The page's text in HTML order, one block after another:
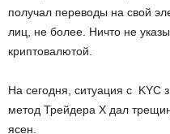
получал переводы на свой
лиц, не более. Ничто не
криптовалютой.
На сегодня, ситуация с KYC
метод Трейдера X дал
ясен.